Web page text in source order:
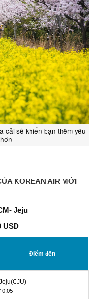
cải sẽ khiến bạn thêm yêu
KOREAN AIR MỚI
Jeju
USD
Điểm đến
Jeju(CJU)
10:05